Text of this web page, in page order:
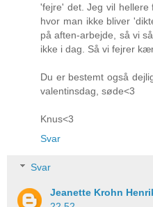
'fejre' det. Jeg vil hellere
hvor man ikke bliver
på aften-arbejde, så vi
ikke i dag. Så vi fejrer
Du er bestemt også
valentinsdag, søde<3
Knus<3
Svar
Svar
Jeanette Krohn